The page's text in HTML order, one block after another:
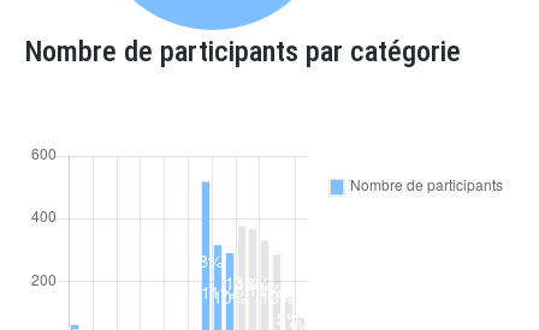
Nombre de participants par catégorie